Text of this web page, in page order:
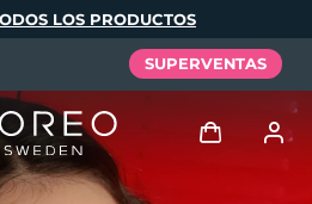
LOS PRODUCTOS
SUPERVENTAS